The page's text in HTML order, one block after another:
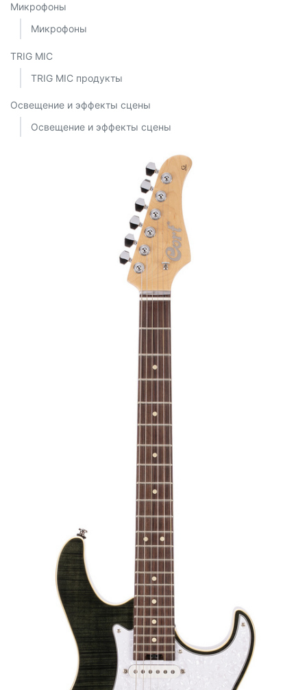
Микрофоны
Микрофоны
TRIG MIC
TRIG MIC продукты
Освещение и эффекты сцены
Освещение и эффекты сцены